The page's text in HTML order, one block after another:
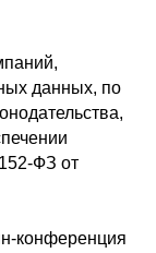
данных, по
ФЗ от
конференция